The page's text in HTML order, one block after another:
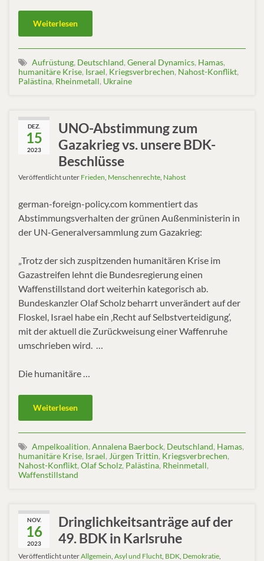
Weiterlesen
Aufrüstung, Deutschland, General Dynamics, Hamas,
humanitäre Krise, Israel, Kriegsverbrechen, Nahost-Konflikt,
Palästina, Rheinmetall, Ukraine
DEZ.
15
2023
UNO-Abstimmung zum
Gazakrieg vs. unsere BDK-
Beschlüsse
Veröffentlicht unter Frieden Menschenrechte Nahost
german-foreign-policy.com kommentiert das
Abstimmungsverhalten der grünen Außenministerin in
der UN-Generalversammlung zum Gazakrieg:
„Trotz der sich zuspitzenden humanitären Krise im
Gazastreifen lehnt die Bundesregierung einen
Waffenstillstand dort weiterhin kategorisch ab.
Bundeskanzler Olaf Scholz beharrt unverändert auf der
Floskel, Israel habe ein ‚Recht auf Selbstverteidigung‘,
mit der aktuell die Zurückweisung einer Waffenruhe
umschrieben wird. …
Die humanitäre …
Weiterlesen
Ampelkoalition, Annalena Baerbock, Deutschland, Hamas,
humanitäre Krise, Israel, Jürgen Trittin, Kriegsverbrechen,
Nahost-Konflikt, Olaf Scholz, Palästina, Rheinmetall,
Waffenstillstand
NOV.
16
2023
Dringlichkeitsanträge auf der
49. BDK in Karlsruhe
Veröffentlicht unterAllgemein Asyl und Flucht BDK Demokratie